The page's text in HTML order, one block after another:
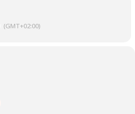
(GMT+02:00)